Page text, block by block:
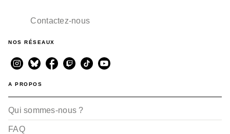
Contactez-nous
NOS RÉSEAUX
A PROPOS
Qui sommes-nous ?
FAQ